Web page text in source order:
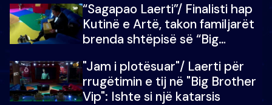
“Sagapao Laerti”/ Finalisti hap
Kutinë e Artë, takon familjarët
brenda shtëpisë së “Big
"Jam i plotësuar"/ Laerti për
rrugëtimin e tij në "Big Brother
Vip": Ishte si një katarsis